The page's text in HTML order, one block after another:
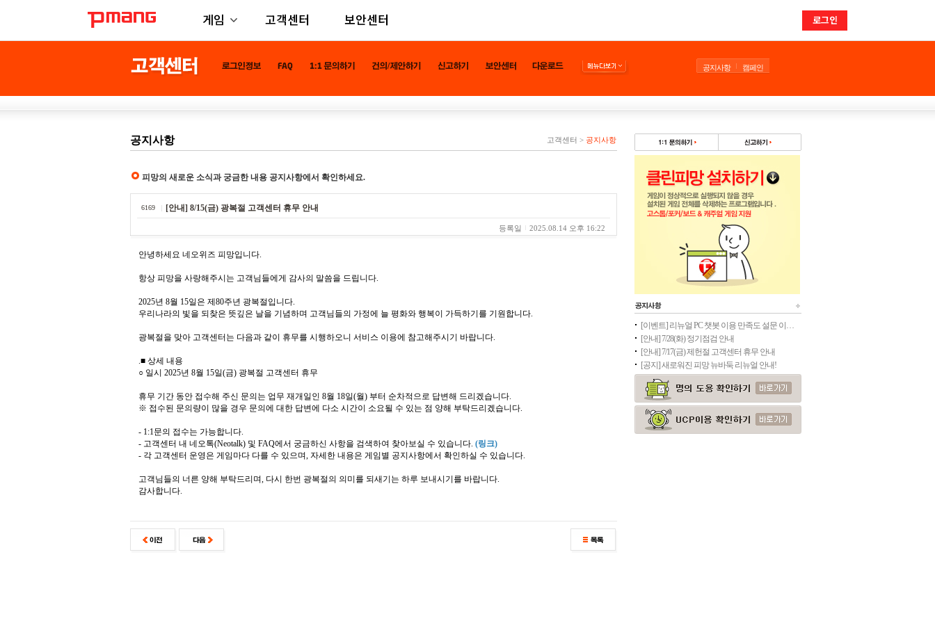
게임 고객센터 보안센터 로그인
공지사항 캠페인
공지사항 고객센터 > 공지사항
피망의 새로운 소식과 궁금한 내용 공지사항에서 확인하세요.
6169 [안내] 8/15(금) 광복절 고객센터 휴무 안내
등록일 2025.08.14 오후 16:22
안녕하세요 네오위즈 피망입니다.
항상 피망을 사랑해주시는 고객님들에게 감사의 말씀을 드립니다.
2025년 8월 15일은 제80주년 광복절입니다.
우리나라의 빛을 되찾은 뜻깊은 날을 기념하며 고객님들의 가정에 늘 평화와 행복이 가득하기를 기원합니다.
광복절을 맞아 고객센터는 다음과 같이 휴무를 시행하오니 서비스 이용에 참고해주시기 바랍니다.
.■ 상세 내용
○ 일시 2025년 8월 15일(금) 광복절 고객센터 휴무
휴무 기간 동안 접수해 주신 문의는 업무 재개일인 8월 18일(월) 부터 순차적으로 답변해 드리겠습니다.
※ 접수된 문의량이 많을 경우 문의에 대한 답변에 다소 시간이 소요될 수 있는 점 양해 부탁드리겠습니다.
- 1:1문의 접수는 가능합니다.
- 고객센터 내 네오톡(Neotalk) 및 FAQ에서 궁금하신 사항을 검색하여 찾아보실 수 있습니다. (링크)
- 각 고객센터 운영은 게임마다 다를 수 있으며, 자세한 내용은 게임별 공지사항에서 확인하실 수 있습니다.
고객님들의 너른 양해 부탁드리며, 다시 한번 광복절의 의미를 되새기는 하루 보내시기를 바랍니다.
감사합니다.
[이벤트] 리뉴얼 PC 챗봇 이용 만족도 설문 이벤트(종료)
[안내] 7/28(화) 정기점검 안내
[안내] 7/17(금) 제헌절 고객센터 휴무 안내
[공지] 새로워진 피망 뉴바둑 리뉴얼 안내!